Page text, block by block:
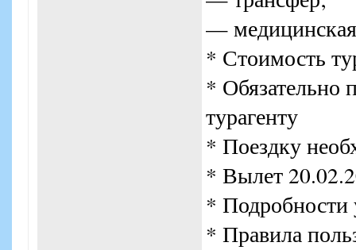
— медицинская
* Стоимость
* Обязательно
турагенту
* Поездку
* Вылет
* Подробности
* Правила